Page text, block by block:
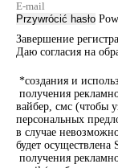
Przywrócić hasło
Завершение
Даю согласия на
*создания и
получения
вайбер, смс (чтобы
персональных
в случае
будет
получения